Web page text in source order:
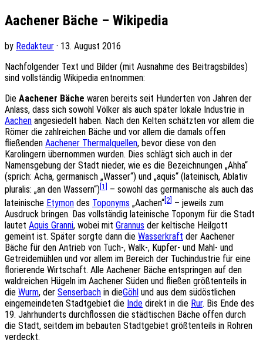
Aachener Bäche – Wikipedia
by Redakteur · 13. August 2016
Nachfolgender Text und Bilder (mit Ausnahme des Beitragsbildes)
sind vollständig Wikipedia entnommen:
Die Aachener Bäche waren bereits seit Hunderten von Jahren der
Anlass, dass sich sowohl Völker als auch später lokale Industrie in
Aachen angesiedelt haben. Nach den Kelten schätzten vor allem die
Römer die zahlreichen Bäche und vor allem die damals offen
fließenden Aachener Thermalquellen, bevor diese von den
Karolingern übernommen wurden. Dies schlägt sich auch in der
Namensgebung der Stadt nieder, wie es die Bezeichnungen „Ahha“
(sprich: Acha, germanisch „Wasser“) und „aquis“ (lateinisch, Ablativ
pluralis: „an den Wassern“) [1]
– sowohl das germanische als auch das
lateinische Etymon des Toponyms „Aachen“[2] – jeweils zum
Ausdruck bringen. Das vollständig lateinische Toponym für die Stadt
lautet Aquis Granni, wobei mit Grannus der keltische Heilgott
gemeint ist. Später sorgte dann die Wasserkraft der Aachener
Bäche für den Antrieb von Tuch-, Walk-, Kupfer- und Mahl- und
Getreidemühlen und vor allem im Bereich der Tuchindustrie für eine
florierende Wirtschaft. Alle Aachener Bäche entspringen auf den
waldreichen Hügeln im Aachener Süden und fließen größtenteils in
die Wurm, der Senserbach in dieGöhl und aus dem südöstlichen
eingemeindeten Stadtgebiet die Inde direkt in die Rur. Bis Ende des
19. Jahrhunderts durchflossen die städtischen Bäche offen durch
die Stadt, seitdem im bebauten Stadtgebiet größtenteils in Rohren
verdeckt.